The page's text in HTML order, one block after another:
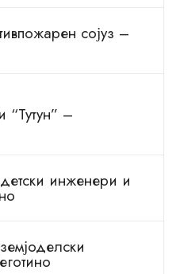
сојуз –
“Тутун” –
инженери и